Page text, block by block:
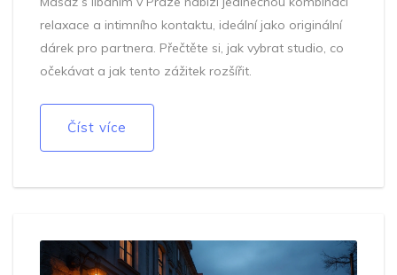
relaxace a intimního kontaktu, ideální jako originální
dárek pro partnera. Přečtěte si, jak vybrat studio, co
očekávat a jak tento zážitek rozšířit.
Číst více